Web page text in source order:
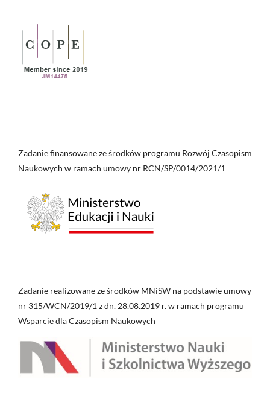
Zadanie finansowane ze środków programu Rozwój Czasopism
Naukowych w ramach umowy nr RCN/SP/0014/2021/1
Zadanie realizowane ze środków MNiSW na podstawie umowy
nr 315/WCN/2019/1 z dn. 28.08.2019 r. w ramach programu
Wsparcie dla Czasopism Naukowych